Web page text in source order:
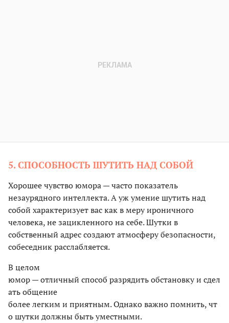
5. СПОСОБНОСТЬ ШУТИТЬ НАД СОБОЙ
Хорошее чувство юмора — часто показатель
незаурядного интеллекта. А уж умение шутить над
собой характеризует вас как в меру ироничного
человека, не зацикленного на себе. Шутки в
собственный адрес создают атмосферу безопасности,
собеседник расслабляется.
В целом
юмор — отличный способ разрядить обстановку и сдел
ать общение
более легким и приятным. Однако важно помнить, чт
о шутки должны быть уместными.